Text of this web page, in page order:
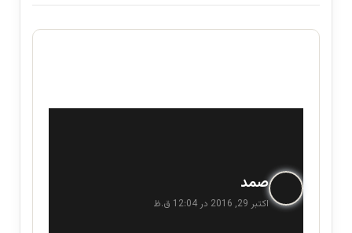
صمد
ف
اکتبر 29, 2016 در 12:04 ق.ظ